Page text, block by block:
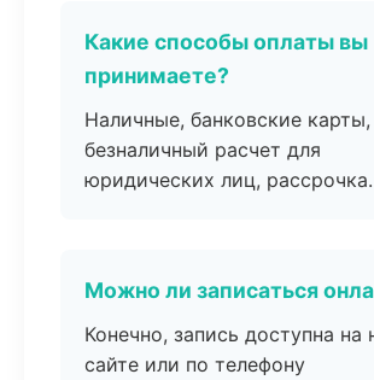
Какие способы оплаты вы
принимаете?
Наличные, банковские карты,
безналичный расчет для
юридических лиц, рассрочка.
Можно ли записаться
Конечно, запись доступна на
сайте или по телефону